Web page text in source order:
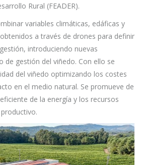
Rural (FEADER).
variables climáticas, edáficas y
a través de drones para definir
introduciendo nuevas
de gestión del viñedo. Con ello se
del viñedo optimizando los costes
en el medio natural. Se promueve de
de la energía y los recursos